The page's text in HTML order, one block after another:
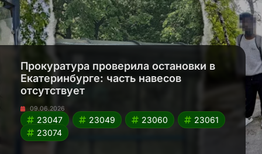
Прокуратура проверила остановки в
Екатеринбурге: часть навесов
отсутствует
09.06.2026
23047 23049 23060
23061
23074